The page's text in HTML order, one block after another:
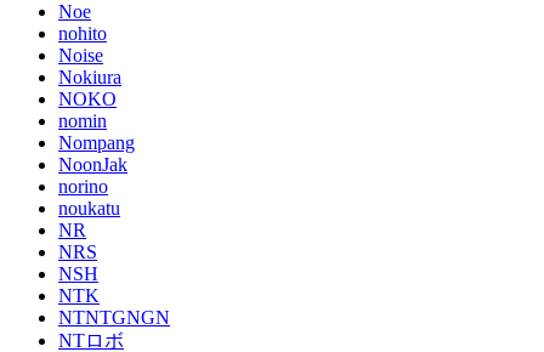
Noe
nohito
Noise
Nokiura
NOKO
nomin
Nompang
NoonJak
norino
noukatu
NR
NRS
NSH
NTK
NTNTGNGN
NTロボ